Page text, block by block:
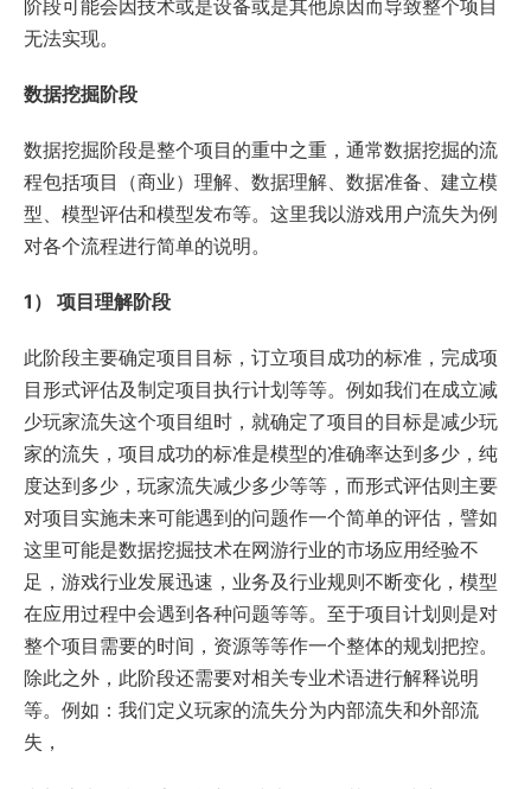
阶段可能会因技术或是设备或是其他原因而导致整个项目
无法实现。
数据挖掘阶段
数据挖掘阶段是整个项目的重中之重，通常数据挖掘的流
程包括项目（商业）理解、数据理解、数据准备、建立模
型、模型评估和模型发布等。这里我以游戏用户流失为例
对各个流程进行简单的说明。
1） 项目理解阶段
此阶段主要确定项目目标，订立项目成功的标准，完成项
目形式评估及制定项目执行计划等等。例如我们在成立减
少玩家流失这个项目组时，就确定了项目的目标是减少玩
家的流失，项目成功的标准是模型的准确率达到多少，纯
度达到多少，玩家流失减少多少等等，而形式评估则主要
对项目实施未来可能遇到的问题作一个简单的评估，譬如
这里可能是数据挖掘技术在网游行业的市场应用经验不
足，游戏行业发展迅速，业务及行业规则不断变化，模型
在应用过程中会遇到各种问题等等。至于项目计划则是对
整个项目需要的时间，资源等等作一个整体的规划把控。
除此之外，此阶段还需要对相关专业术语进行解释说明
等。例如：我们定义玩家的流失分为内部流失和外部流
失，